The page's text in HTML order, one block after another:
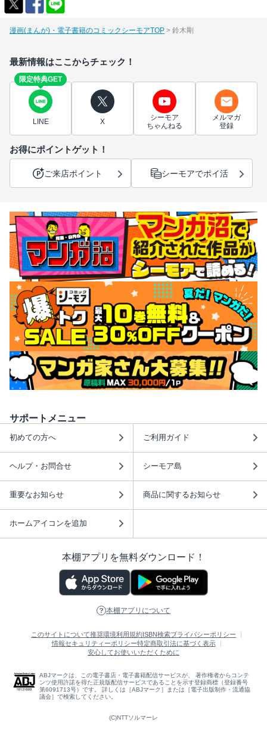
漫画(まんが)・電子書籍のコミックシーモアTOP 鈴木剛
最新情報はここからチェック！
限定特典GET
LINE X
シーモア
ちゃんねる
メルマガ
登録
お得にポイントゲット！
ご来店ポイント シーモアでポイ活
サポートメニュー
初めての方へ ご利用ガイド
ヘルプ・お問合せ シーモア島
重要なお知らせ 商品に関するお知らせ
ホームアイコンを追加
本棚アプリを無料ダウンロード！
本棚アプリについて
このサイトについて推奨環境利用規約 ISBN検索プライバシーポリシー
情報セキュリティーポリシー特定商取引法に基づく表示
安心してお使いいただくために
ABJマークは、この電子書店・電子書籍配信サービスが、 著作権者からコンテ
ンツ使用許諾を得た正規版配信サービスであることを示す登録商標（登録番号
第6091713号）です。 詳しくは［ABJマーク］または［電子出版制作・流通協
議会］で検索してください。
(C)NTTソルマーレ